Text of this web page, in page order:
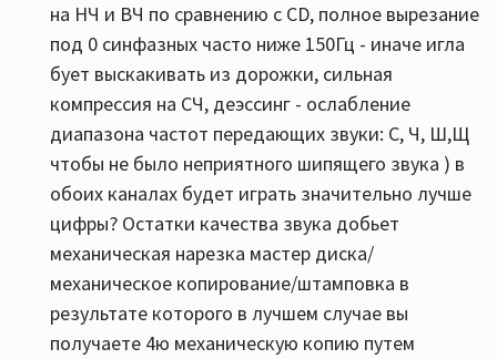
на НЧ и ВЧ по сравнению с CD, полное вырезание
под 0 синфазных часто ниже 150Гц - иначе игла
бует выскакивать из дорожки, сильная
компрессия на СЧ, деэссинг - ослабление
диапазона частот передающих звуки: С, Ч, Ш,Щ
чтобы не было неприятного шипящего звука ) в
обоих каналах будет играть значительно лучше
цифры? Остатки качества звука добьет
механическая нарезка мастер диска/
механическое копирование/штамповка в
результате которого в лучшем случае вы
получаете 4ю механическую копию путем